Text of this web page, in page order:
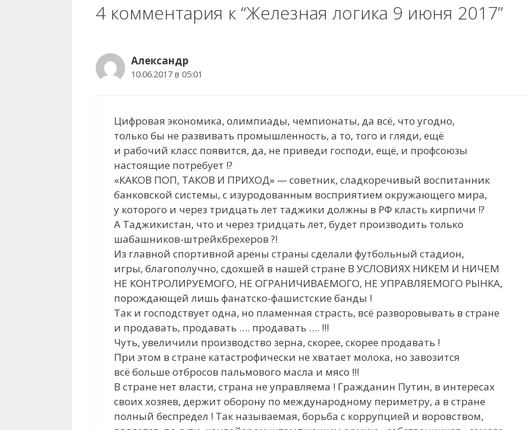
4 комментария к “Железная логика 9 июня 2017”
Александр
10.06.2017 в 05:01
Цифровая экономика, олимпиады, чемпионаты, да всё, что угодно,
только бы не развивать промышленность, а то, того и гляди, ещё
и рабочий класс появится, да, не приведи господи, ещё, и профсоюзы
настоящие потребует !?
«КАКОВ ПОП, ТАКОВ И ПРИХОД» — советник, сладкоречивый воспитанник
банковской системы, с изуродованным восприятием окружающего мира,
у которого и через тридцать лет таджики должны в РФ класть кирпичи !?
А Таджикистан, что и через тридцать лет, будет производить только
шабашников-штрейкбрехеров ?!
Из главной спортивной арены страны сделали футбольный стадион,
игры, благополучно, сдохшей в нашей стране В УСЛОВИЯХ НИКЕМ И НИЧЕМ
НЕ КОНТРОЛИРУЕМОГО, НЕ ОГРАНИЧИВАЕМОГО, НЕ УПРАВЛЯЕМОГО РЫНКА,
порождающей лишь фанатско-фашистские банды !
Так и господствует одна, но пламенная страсть, всё разворовывать в стране
и продавать, продавать …. продавать …. !!!
Чуть, увеличили производство зерна, скорее, скорее продавать !
При этом в стране катастрофически не хватает молока, но завозится
всё больше отбросов пальмового масла и мясо !!!
В стране нет власти, страна не управляема ! Гражданин Путин, в интересах
своих хозяев, держит оборону по международному периметру, а в стране
полный беспредел ! Так называемая, борьба с коррупцией и воровством,